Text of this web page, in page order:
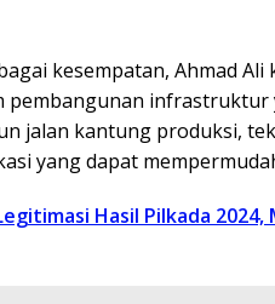
kesempatan, Ahmad
infrastruktur
jalan kantung produksi,
yang dapat
Hasil Pilkada